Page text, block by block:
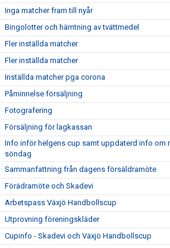
Inga matcher fram till nyår
Bingolotter och hämtning av tvättmedel
Fler inställda matcher
Fler inställda matcher
Inställda matcher pga corona
Påminnelse försäljning
Fotografering
Försäljning för lagkassan
Info inför helgens cup samt uppdaterd info om
söndag
Sammanfattning från dagens försäldramöte
Förädramöte och Skadevi
Arbetspass Växjö Handbollscup
Utprovning föreningskläder
Cupinfo - Skadevi och Växjö Handbollscup